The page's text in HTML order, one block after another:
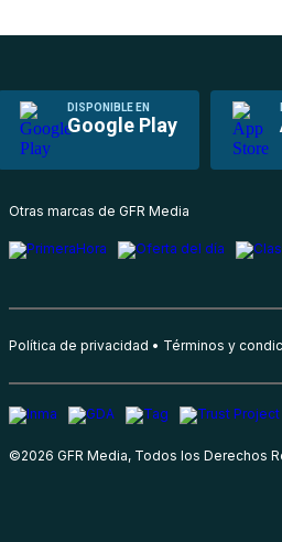
DISPONIBLE EN
Google Play
Otras marcas de GFR Media
Política de privacidad Términos y
©2026 GFR Media, Todos los Derechos